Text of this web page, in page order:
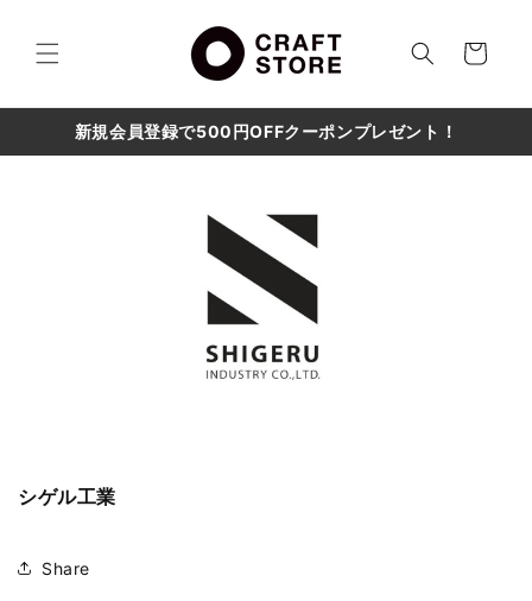
進む
ー
新規会員登録で500円OFFクーポンプレゼント！
シゲル工業
Share